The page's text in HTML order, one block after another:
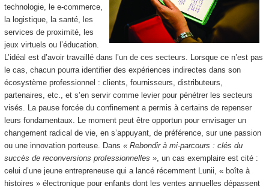
technologie, le e-commerce,
la logistique, la santé, les
services de proximité, les
jeux virtuels ou l’éducation.
L’idéal est d’avoir travaillé dans l’un de ces secteurs. Lorsque ce n’est pas
le cas, chacun pourra identifier des expériences indirectes dans son
écosystème professionnel : clients, fournisseurs, distributeurs,
partenaires, etc., et s’en servir comme levier pour pénétrer les secteurs
visés. La pause forcée du confinement a permis à certains de repenser
leurs fondamentaux. Le moment peut être opportun pour envisager un
changement radical de vie, en s’appuyant, de préférence, sur une passion
ou une innovation porteuse. Dans « Rebondir à mi-parcours : clés du
succès de reconversions professionnelles », un cas exemplaire est cité :
celui d’une jeune entrepreneuse qui a lancé récemment Lunii, « boîte à
histoires » électronique pour enfants dont les ventes annuelles dépassent